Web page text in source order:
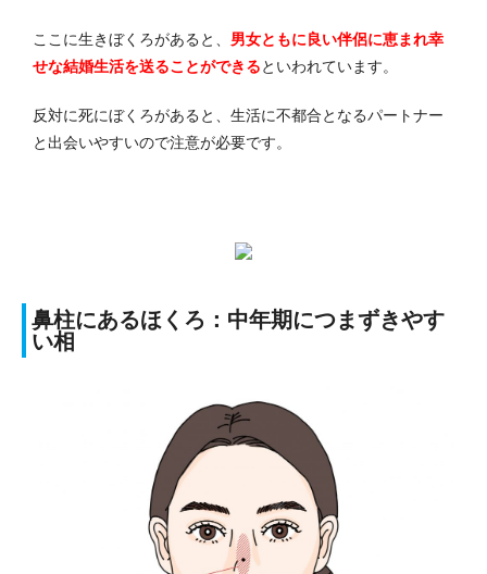
ここに生きぼくろがあると、 男女ともに良い伴侶に恵まれ幸
せな結婚生活を送ることができるといわれています。
反対に死にぼくろがあると、生活に不都合となるパートナー
と出会いやすいので注意が必要です。
鼻柱にあるほくろ：中年期につまずきやす
い相